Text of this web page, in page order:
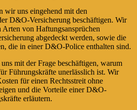
wir uns eingehend mit den
D&O-Versicherung beschäftigen. Wir
Arten von Haftungsansprüchen
abgedeckt werden, sowie die
die in einer D&O-Police enthalten sind.
mit der Frage beschäftigen, warum
Führungskräfte unerlässlich ist. Wir
für einen Rechtsstreit ohne
und die Vorteile einer D&O-
erläutern.